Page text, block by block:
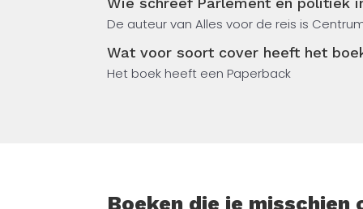
Er wordt onder andere teruggekeken op
veiligheidssysteem tijdens de afgelopen
de kruisrakettenkwestie tijdens de jaren
democratische waarden (transparantie,
Het recente besluit de militaire uitgaven
De auteur van Alles voor de reis is
Wat voor soort cover heeft het
Het boek heeft een Paperback
Boeken die je misschien